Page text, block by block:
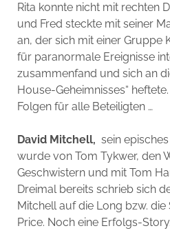
Rita konnte nicht mit rechten
und Fred steckte mit seiner
an, der sich mit einer Gruppe
für paranormale Ereignisse
zusammenfand und sich an
House-Geheimnisses“
Folgen für alle Beteiligten …
David Mitchell, sein
wurde von Tom Tykwer, den
Geschwistern und mit Tom
Dreimal bereits schrieb sich
Mitchell auf die Long bzw.
Price. Noch eine Erfolgs-Story.